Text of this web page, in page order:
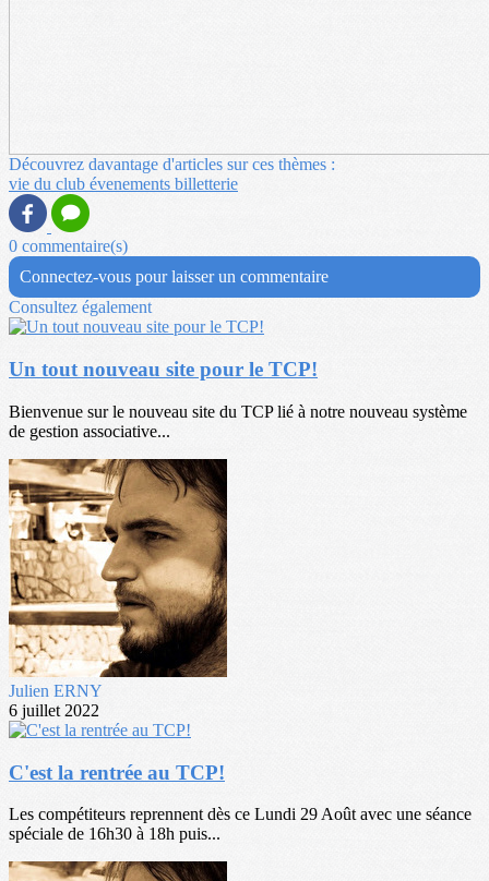
Découvrez davantage d'articles sur ces thèmes :
vie du club évenements billetterie
0 commentaire(s)
Connectez-vous pour laisser un commentaire
Consultez également
Un tout nouveau site pour le TCP!
Bienvenue sur le nouveau site du TCP lié à notre nouveau système
de gestion associative...
Julien ERNY
6 juillet 2022
C'est la rentrée au TCP!
Les compétiteurs reprennent dès ce Lundi 29 Août avec une séance
spéciale de 16h30 à 18h puis...